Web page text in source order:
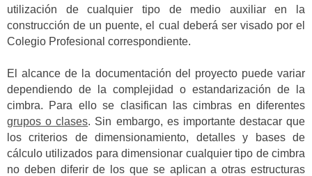
utilización de cualquier tipo de medio auxiliar en la
construcción de un puente, el cual deberá ser visado por el
Colegio Profesional correspondiente.
El alcance de la documentación del proyecto puede variar
dependiendo de la complejidad o estandarización de la
cimbra. Para ello se clasifican las cimbras en diferentes
grupos o clases. Sin embargo, es importante destacar que
los criterios de dimensionamiento, detalles y bases de
cálculo utilizados para dimensionar cualquier tipo de cimbra
no deben diferir de los que se aplican a otras estructuras